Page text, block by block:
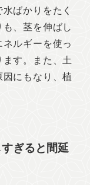
ばかりをたく
、茎を伸ばし
ルギーを使っ
す。また、土
にもなり、植
ぎると間延